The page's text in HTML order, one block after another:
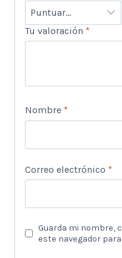
Tu valoración *
Nombre *
Correo electrónico *
Guarda mi nombre,
este navegador